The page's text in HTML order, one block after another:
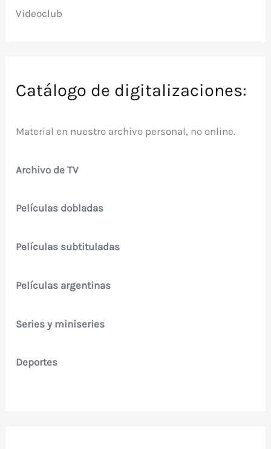
Videoclub
Catálogo de digitalizaciones:
Material en nuestro archivo personal, no online.
Archivo de TV
Películas dobladas
Películas subtituladas
Películas argentinas
Series y miniseries
Deportes